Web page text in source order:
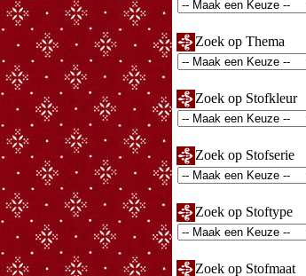
Zoek op Thema
Zoek op Stofkleur
Zoek op Stofserie
Zoek op Stoftype
Zoek op Stofmaat